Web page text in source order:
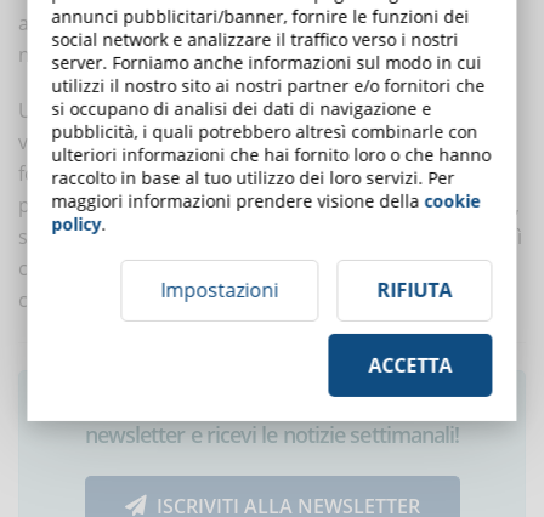
adattamento alle nuove tecnologie e un impegno
nell’interazione con i partecipanti.
Un approfondimento relativo alla metodologia della
videoconferenza sincrona ci dice che l’83,6% dei
formatori la ritiene una modalità molto comoda che
permette ai discenti di seguire iniziative più facilmente,
senza la necessità di spostamenti; l’83,6% ritiene altresì
che vi siano differenze importanti tra l’apprendimento
con formazione in aula e videoconferenza.
Ti è piaciuto questo articolo? Iscriviti alla
newsletter e ricevi le notizie settimanali!
ISCRIVITI ALLA NEWSLETTER
annunci pubblicitari/banner, fornire le funzioni dei
social network e analizzare il traffico verso i nostri
server. Forniamo anche informazioni sul modo in cui
utilizzi il nostro sito ai nostri partner e/o fornitori che
si occupano di analisi dei dati di navigazione e
pubblicità, i quali potrebbero altresì combinarle con
ulteriori informazioni che hai fornito loro o che hanno
raccolto in base al tuo utilizzo dei loro servizi. Per
maggiori informazioni prendere visione dellacookie
policy.
Impostazioni RIFIUTA
ACCETTA